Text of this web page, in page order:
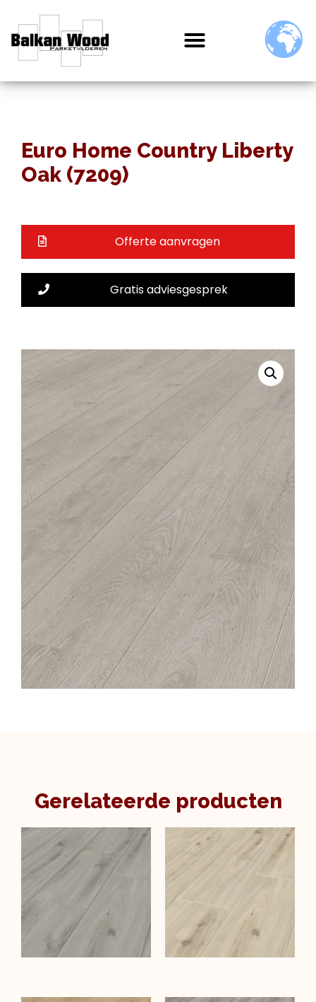
Euro Home Country Liberty
Oak (7209)
Offerte aanvragen
Gratis adviesgesprek
Gerelateerde producten